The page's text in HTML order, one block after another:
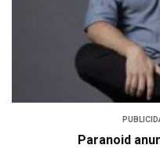
Paranoid